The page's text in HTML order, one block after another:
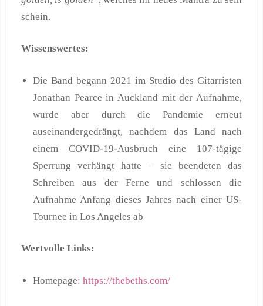
schein.
Wissenswertes:
Die Band begann 2021 im Studio des Gitarristen
Jonathan Pearce in Auckland mit der Aufnahme,
wurde aber durch die Pandemie erneut
auseinandergedrängt, nachdem das Land nach
einem COVID-19-Ausbruch eine 107-tägige
Sperrung verhängt hatte – sie beendeten das
Schreiben aus der Ferne und schlossen die
Aufnahme Anfang dieses Jahres nach einer US-
Tournee in Los Angeles ab
Wertvolle Links:
Homepage:https://thebeths.com/